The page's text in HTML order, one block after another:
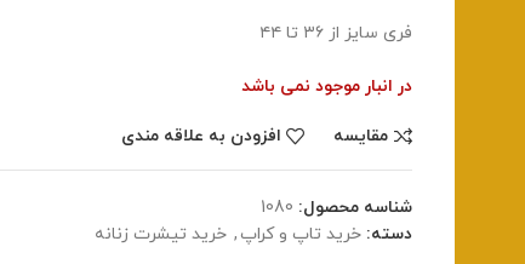
فری سایز از ۳۶ تا ۴۴
در انبار موجود نمی باشد
مقایسه افزودن به علاقه مندی
شناسه محصول: 1080
دسته: خرید تاپ و کراپ , خرید تیشرت زنانه